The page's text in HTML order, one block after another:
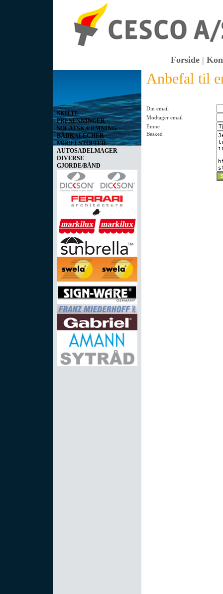
Forside |
SKILTE
PRESENNINGER
SOLAFSKÆRMNING
BÅDKALECHER
MØBELSTOFFER
AUTOSADELMAGER
DIVERSE
GJORDE/BÅND
Anbefal til
Din email
Modtager email
Emne
Besked